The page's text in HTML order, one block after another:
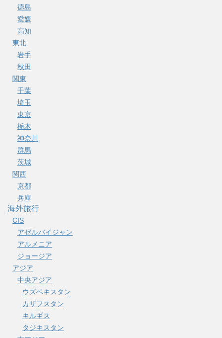
徳島
愛媛
高知
東北
岩手
秋田
関東
千葉
埼玉
東京
栃木
神奈川
群馬
茨城
関西
京都
兵庫
海外旅行
CIS
アゼルバイジャン
アルメニア
ジョージア
アジア
中央アジア
ウズベキスタン
カザフスタン
キルギス
タジキスタン